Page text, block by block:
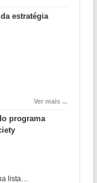
estratégia
Ver mais ...
programa
lista…